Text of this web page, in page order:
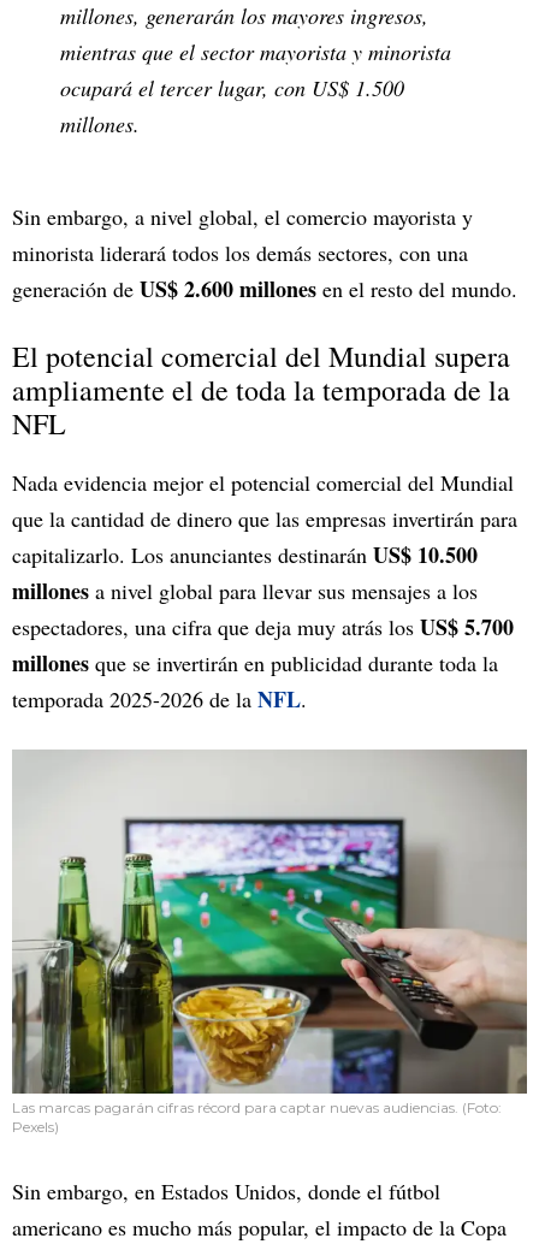
millones, generarán los mayores ingresos,
mientras que el sector mayorista y minorista
ocupará el tercer lugar, con US$ 1.500
millones.
Sin embargo, a nivel global, el comercio mayorista y
minorista liderará todos los demás sectores, con una
generación de US$ 2.600 millones en el resto del mundo.
El potencial comercial del Mundial supera
ampliamente el de toda la temporada de la
NFL
Nada evidencia mejor el potencial comercial del Mundial
que la cantidad de dinero que las empresas invertirán para
capitalizarlo. Los anunciantes destinarán US$ 10.500
millones a nivel global para llevar sus mensajes a los
espectadores, una cifra que deja muy atrás los US$ 5.700
millones que se invertirán en publicidad durante toda la
temporada 2025-2026 de la NFL.
Las marcas pagarán cifras récord para captar nuevas audiencias. (Foto:
Pexels)
Sin embargo, en Estados Unidos, donde el fútbol
americano es mucho más popular, el impacto de la Copa